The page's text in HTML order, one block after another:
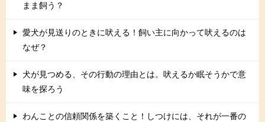
まま飼う？
愛犬が見送りのときに吠える！飼い主に向かって吠えるのは
なぜ？
犬が見つめる、その行動の理由とは。吠えるか眠そうかで意
味を探ろう
わんことの信頼関係を築くこと！しつけには、それが一番の